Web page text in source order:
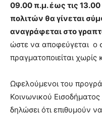
pornhun
hd
09.00 π.μ. έως τις
πολιτών θα γίνεται
αναγράφεται στο
ώστε να αποφεύγεται ο
πραγματοποιείται χωρίς
Ωφελούμενοι του
Κοινωνικού
δηλώσει ότι επιθυμούν